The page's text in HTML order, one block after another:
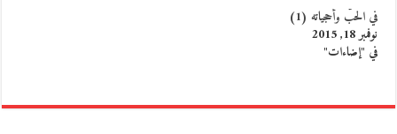
في الحبّ وأحجياته (1)
نوفمبر 18, 2015
في "إضاءات"